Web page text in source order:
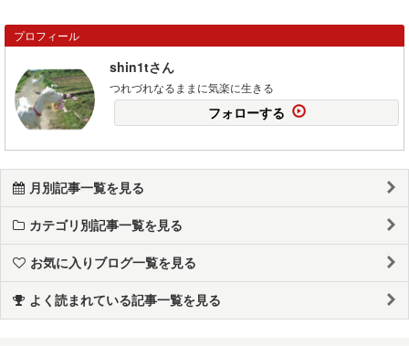
プロフィール
shin1tさん
つれづれなるままに気楽に生きる
フォローする
月別記事一覧を見る
カテゴリ別記事一覧を見る
お気に入りブログ一覧を見る
よく読まれている記事一覧を見る